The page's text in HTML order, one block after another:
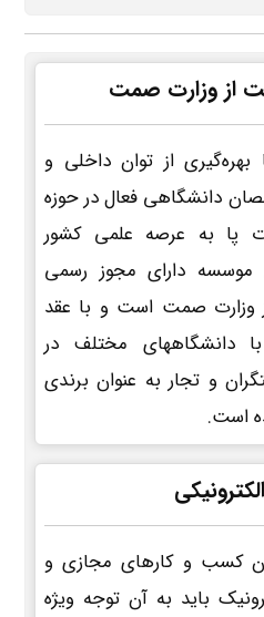
از وزارت صمت
از توان داخلی و
دانشگاهی فعال در حوزه
پا به عرصه علمی کشور
موسسه دارای مجوز رسمی
وزارت صمت است و با عقد
دانشگاههای مختلف در
و تجار به عنوان برندی
است.
کسب و کارهای مجازی و
باید به آن توجه ویژه